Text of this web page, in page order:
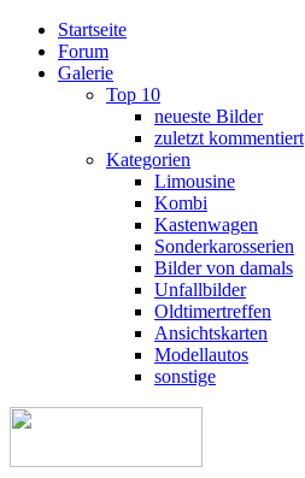
Startseite
Forum
Galerie
Top 10
neueste Bilder
zuletzt kommentiert
Kategorien
Limousine
Kombi
Kastenwagen
Sonderkarosserien
Bilder von damals
Unfallbilder
Oldtimertreffen
Ansichtskarten
Modellautos
sonstige